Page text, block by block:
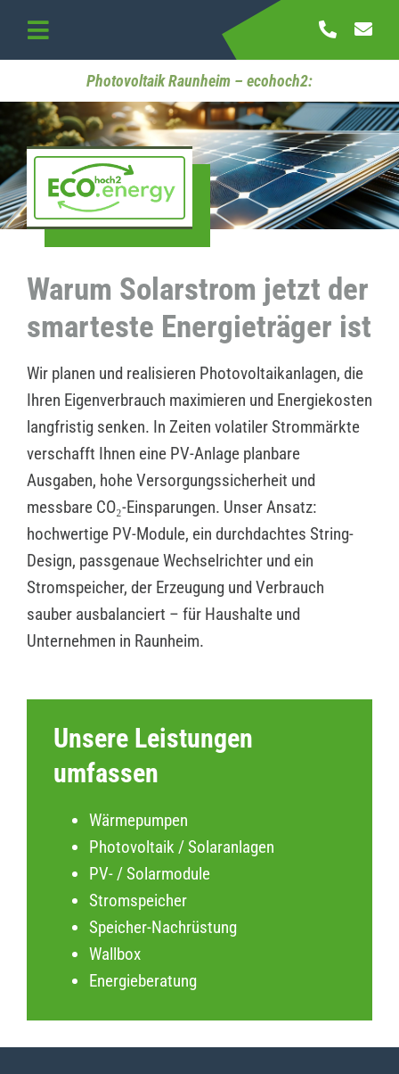
content
Toggle
Navigation
Startseite
Referenzen
Kontakt
Photovoltaik Raunheim – ecohoch2:
Warum Solarstrom jetzt der
smarteste Energieträger ist
Wir planen und realisieren Photovoltaikanlagen, die
Ihren Eigenverbrauch maximieren und Energiekosten
langfristig senken. In Zeiten volatiler Strommärkte
verschafft Ihnen eine PV-Anlage planbare
Ausgaben, hohe Versorgungssicherheit und
messbare CO₂-Einsparungen. Unser Ansatz:
hochwertige PV-Module, ein durchdachtes String-
Design, passgenaue Wechselrichter und ein
Stromspeicher, der Erzeugung und Verbrauch
sauber ausbalanciert – für Haushalte und
Unternehmen in Raunheim.
Unsere Leistungen
umfassen
Wärmepumpen
Photovoltaik / Solaranlagen
PV- / Solarmodule
Stromspeicher
Speicher-Nachrüstung
Wallbox
Energieberatung